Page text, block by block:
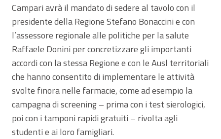
Campari avrà il mandato di sedere al tavolo con il
presidente della Regione Stefano Bonaccini e con
l’assessore regionale alle politiche per la salute
Raffaele Donini per concretizzare gli importanti
accordi con la stessa Regione e con le Ausl territoriali
che hanno consentito di implementare le attività
svolte finora nelle farmacie, come ad esempio la
campagna di screening – prima con i test sierologici,
poi con i tamponi rapidi gratuiti – rivolta agli
studenti e ai loro famigliari.